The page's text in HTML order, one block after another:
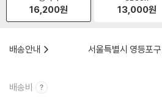
16,200원 13,000원
배송안내
서울특별시 영등포
배송비